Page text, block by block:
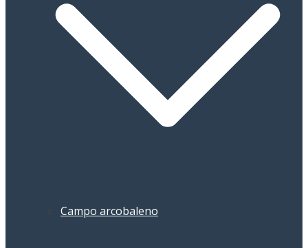
Campo arcobaleno